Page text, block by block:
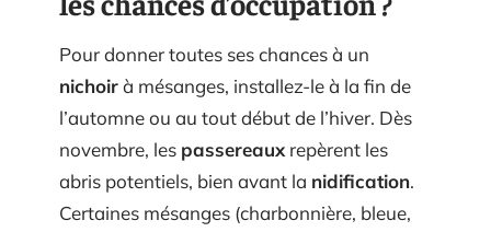
Pour donner toutes ses chances à un
nichoirà mésanges, installez-le à la fin de
l’automne ou au tout début de l’hiver. Dès
novembre, les passereaux repèrent les
abris potentiels, bien avant la nidification.
Certaines mésanges (charbonnière, bleue,